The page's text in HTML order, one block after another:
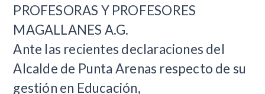
PROFESORAS Y PROFESORES
MAGALLANES A.G.
Ante las recientes declaraciones del
Alcalde de Punta Arenas respecto de su
gestión en Educación,